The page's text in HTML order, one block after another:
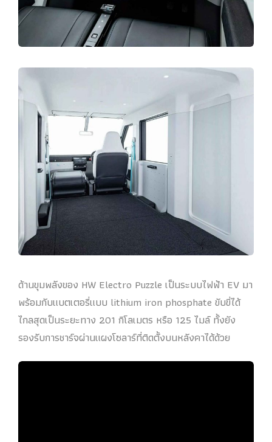
ด้านขุมพลังของ HW Electro Puzzle เป็นระบบไฟฟ้า EV มา
พร้อมกับแบตเตอรี่แบบ lithium iron phosphate ขับขี่ได้
ไกลสุดเป็นระยะทาง 201 กิโลเมตร หรือ 125 ไมล์ ทั้งยัง
รองรับการชาร์จผ่านแผงโซลาร์ที่ติดตั้งบนหลังคาได้ด้วย